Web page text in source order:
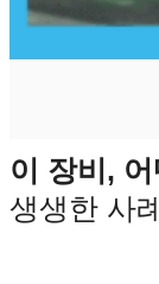
이 장비,
생생한 사